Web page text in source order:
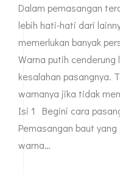
Dalam pemasangan
lebih hati-hati dari
memerlukan banyak
Warna putih
kesalahan pasangnya.
warnanya jika tidak
Isi 1 Begini cara
Pemasangan baut
warna…